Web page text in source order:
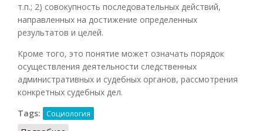
т.п.; 2) совокупность последовательных действий,
направленных на достижение определенных
результатов и целей.
Кроме того, это понятие может означать порядок
осуществления деятельности следственных
административных и судебных органов, рассмотрения
конкретных судебных дел.
Tags:
Социология